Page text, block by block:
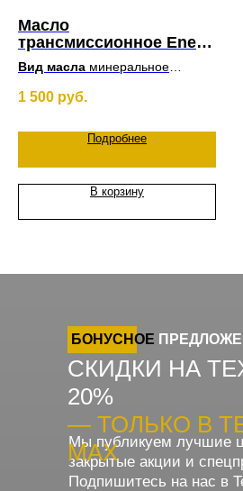
Масло
трансмиссионное Eneos
80w90 (1 л.)
Вид масла минеральное
Объем:1 л.
1 500 руб.
Подробнее
В корзину
Мы публикуем лучшие
закрытые акции и
Подпишитесь на нас в
СКИДКИ НА
20%
— ТОЛЬКО В
MAX
БОНУСНОЕ